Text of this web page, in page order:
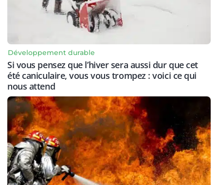
Développement durable
Si vous pensez que l’hiver sera aussi dur que cet
été caniculaire, vous vous trompez : voici ce qui
nous attend